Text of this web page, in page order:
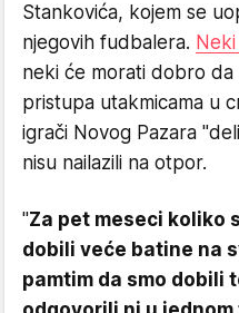
Stankovića, kojem se
njegovih fudbalera.
neki će morati dobro da
pristupa utakmicama u
igrači Novog Pazara
nisu nailazili na otpor.
"Za pet meseci koliko
dobili veće batine na
pamtim da smo dobili